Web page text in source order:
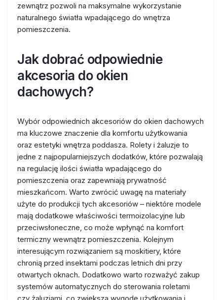
zewnątrz pozwoli na maksymalne wykorzystanie
naturalnego światła wpadającego do wnętrza
pomieszczenia.
Jak dobrać odpowiednie
akcesoria do okien
dachowych?
Wybór odpowiednich akcesoriów do okien dachowych
ma kluczowe znaczenie dla komfortu użytkowania
oraz estetyki wnętrza poddasza. Rolety i żaluzje to
jedne z najpopularniejszych dodatków, które pozwalają
na regulację ilości światła wpadającego do
pomieszczenia oraz zapewniają prywatność
mieszkańcom. Warto zwrócić uwagę na materiały
użyte do produkcji tych akcesoriów – niektóre modele
mają dodatkowe właściwości termoizolacyjne lub
przeciwsłoneczne, co może wpłynąć na komfort
termiczny wewnątrz pomieszczenia. Kolejnym
interesującym rozwiązaniem są moskitiery, które
chronią przed insektami podczas letnich dni przy
otwartych oknach. Dodatkowo warto rozważyć zakup
systemów automatycznych do sterowania roletami
czy żaluzjami, co zwiększa wygodę użytkowania i